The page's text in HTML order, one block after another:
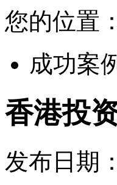
您的位置：
成功案
香港投
发布日期